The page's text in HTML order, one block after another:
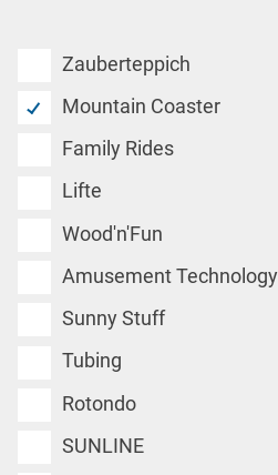
Zauberteppich
Mountain Coaster
Family Rides
Lifte
Wood'n'Fun
Amusement Technology
Sunny Stuff
Tubing
Rotondo
SUNLINE